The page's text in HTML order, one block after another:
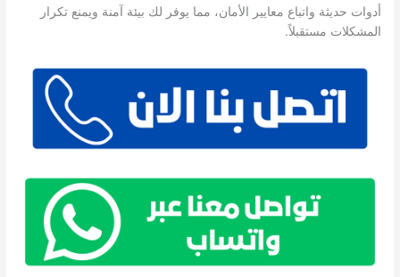
أدوات حديثة واتباع معايير الأمان، مما يوفر لك بيئة آمنة ويمنع تكرار
المشكلات مستقبلاً.